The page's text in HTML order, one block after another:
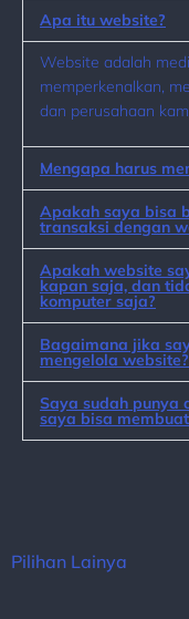
Apa itu website?
Website adalah
memperkenalkan,
dan perusahaan
Mengapa harus
Apakah saya bisa
transaksi dengan
Apakah website
kapan saja, dan
komputer saja?
Bagaimana jika
mengelola
Saya sudah punya
saya bisa
Pilihan Lainya